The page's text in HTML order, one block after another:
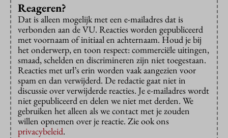
Reageren?
Dat is alleen mogelijk met een e-mailadres dat is
verbonden aan de VU. Reacties worden gepubliceerd
met voornaam of initiaal en achternaam. Houd je bij
het onderwerp, en toon respect: commerciële uitingen,
smaad, schelden en discrimineren zijn niet toegestaan.
Reacties met url’s erin worden vaak aangezien voor
spam en dan verwijderd. De redactie gaat niet in
discussie over verwijderde reacties. Je e-mailadres wordt
niet gepubliceerd en delen we niet met derden. We
gebruiken het alleen als we contact met je zouden
willen opnemen over je reactie. Zie ook ons
privacybeleid.